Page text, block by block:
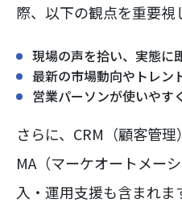
際、以下の観点を重要視
現場の声を拾い、実態に
最新の市場動向やトレン
営業パーソンが使いやす
さらに、CRM（顧客管理
MA（マーケオートメー
入・運用支援も含まれま